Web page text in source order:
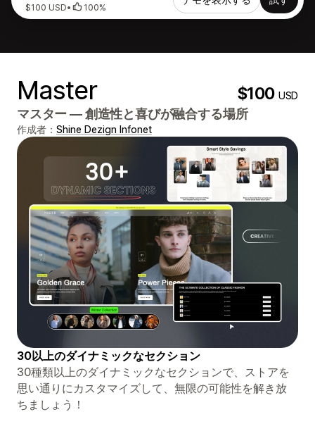
$100 USD• 100%
Master $100USD
マスター ― 創造性と喜びが融合する場所
作成者： Shine Dezign Infonet
30以上のダイナミックなセクション
30種類以上のダイナミックなセクションで、ストアを
思い通りにカスタマイズして、無限の可能性を解き放
ちましょう！